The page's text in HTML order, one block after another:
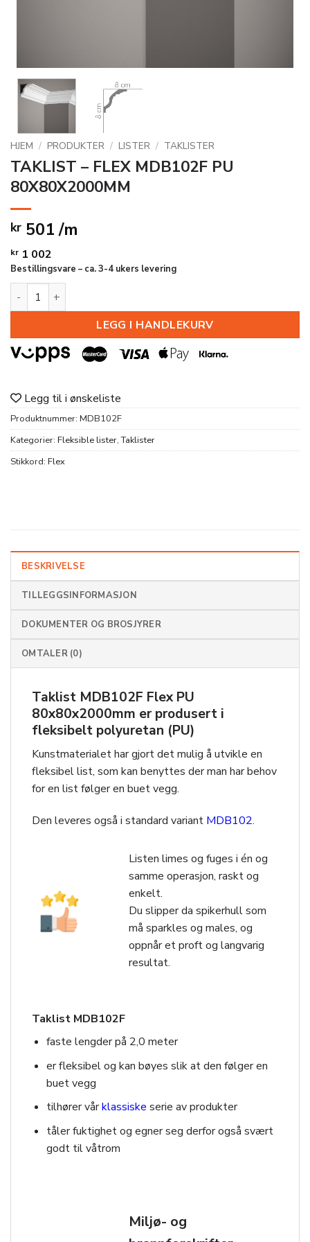
HJEM / PRODUKTER / LISTER / TAKLISTER
TAKLIST – FLEX MDB102F PU
80X80X2000MM
kr 501 /m
kr 1 002
Bestillingsvare – ca. 3-4 ukers levering
TAKLIST - FLEX MDB102F PU 80X80X2000MM antall
LEGG I HANDLEKURV
Legg til i ønskeliste
Produktnummer: MDB102F
Kategorier: Fleksible lister,Taklister
Stikkord: Flex
BESKRIVELSE
TILLEGGSINFORMASJON
DOKUMENTER OG BROSJYRER
OMTALER (0)
Taklist MDB102F Flex PU
80x80x2000mm er produsert i
fleksibelt polyuretan (PU)
Kunstmaterialet har gjort det mulig å utvikle en
fleksibel list, som kan benyttes der man har behov
for en list følger en buet vegg.
Den leveres også i standard variant MDB102.
Listen limes og fuges i én og
samme operasjon, raskt og
enkelt.
Du slipper da spikerhull som
må sparkles og males, og
oppnår et proft og langvarig
resultat.
Taklist MDB102F
faste lengder på 2,0 meter
er fleksibel og kan bøyes slik at den følger en
buet vegg
tilhører vårklassiske serie av produkter
tåler fuktighet og egner seg derfor også svært
godt til våtrom
Miljø- og